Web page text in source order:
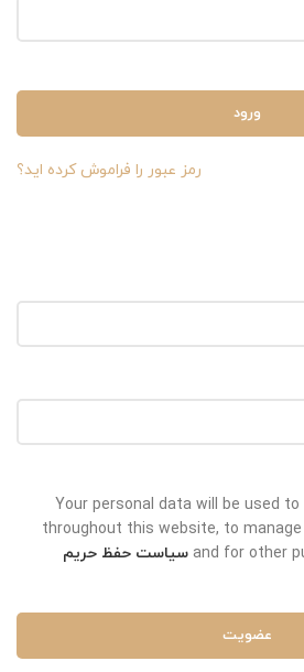
ورود
رمز عبور را فراموش کرده اید؟
Your personal data will be used
throughout this website, to
and for other سیاست حفظ حریم
عضویت